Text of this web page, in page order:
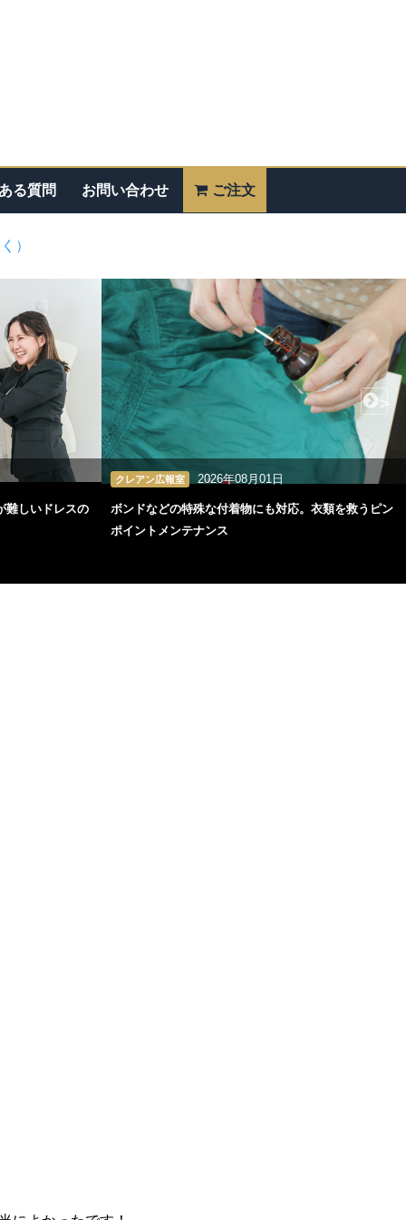
る質問 お問い合わせ ご注文
）
難しいドレスの
クレアン広報室 2026年08月01日
ボンドなどの特殊な付着物にも対応。衣類を救うピン
ポイントメンテナンス
>